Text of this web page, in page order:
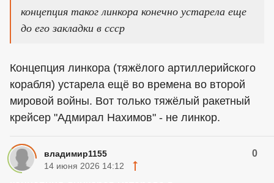
концепция таког линкора конечно устарела еще
до его закладки в ссср
Концепция линкора (тяжёлого артиллерийского
корабля) устарела ещё во времена во второй
мировой войны. Вот только тяжёлый ракетный
крейсер "Адмирал Нахимов" - не линкор.
владимир1155 0
14 июня 2026 14:12